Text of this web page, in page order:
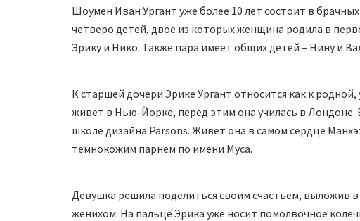
Шоумен Иван Ургант уже более 10 лет состоит в
четверо детей, двое из которых женщина родила в
Эрику и Нико. Также пара имеет общих детей – Нину и
К старшей дочери Эрике Ургант относится как к
живет в Нью-Йорке, перед этим она училась в Лондоне.
школе дизайна Parsons. Живет она в самом сердце
темнокожим парнем по имени Муса.
Девушка решила поделиться своим счастьем, выложив
женихом. На пальце Эрика уже носит помолвочное